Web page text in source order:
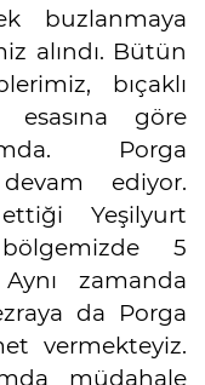
buzlanmaya
alındı. Bütün
bıçaklı
göre
Porga
ediyor.
ettiği Yeşilyurt
5
zamanda
da Porga
vermekteyiz.
müdahale